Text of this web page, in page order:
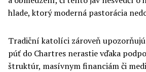
hlade, ktorý moderná pastorácia
Tradiční katolíci zároveň
púť do Chartres nerastie vďaka
štruktúr, masívnym financiám či